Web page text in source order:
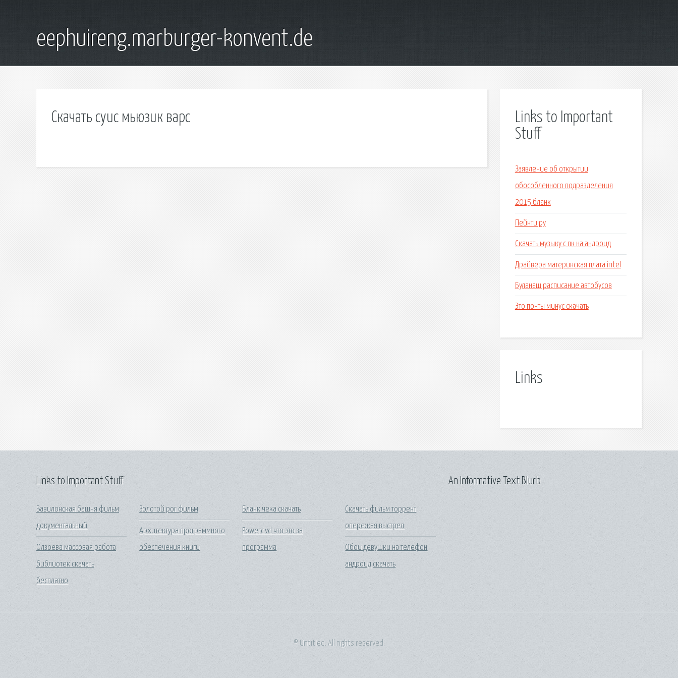
eephuireng.marburger-konvent.de
Скачать суис мьюзик варс
Links to Important
Stuff
Заявление об открытии
обособленного подразделения
2015 бланк
Пейнти ру
Скачать музыку с пк на андроид
Драйвера материнская плата intel
Буланаш расписание автобусов
Это понты минус скачать
Links
Links to Important Stuff
Вавилонская башня фильм
документальный
Олзоева массовая работа
библиотек скачать
бесплатно
Золотой рог фильм
Архитектура программного
обеспечения книги
Бланк чека скачать
Powerdvd что это за
программа
Скачать фильм торрент
опережая выстрел
Обои девушки на телефон
андроид скачать
An Informative Text Blurb
© Untitled. All rights reserved.